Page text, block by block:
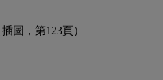
圖，第123頁）